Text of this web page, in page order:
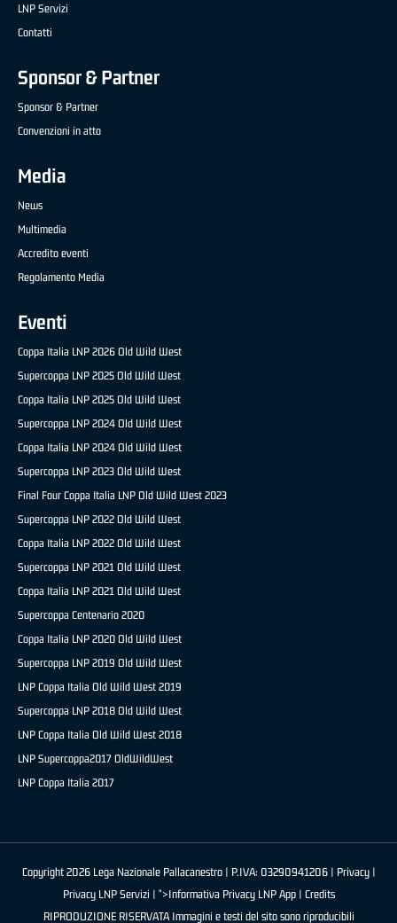
LNP Servizi
Contatti
Sponsor & Partner
Sponsor & Partner
Convenzioni in atto
Media
News
Multimedia
Accredito eventi
Regolamento Media
Eventi
Coppa Italia LNP 2026 Old Wild West
Supercoppa LNP 2025 Old Wild West
Coppa Italia LNP 2025 Old Wild West
Supercoppa LNP 2024 Old Wild West
Coppa Italia LNP 2024 Old Wild West
Supercoppa LNP 2023 Old Wild West
Final Four Coppa Italia LNP Old Wild West 2023
Supercoppa LNP 2022 Old Wild West
Coppa Italia LNP 2022 Old Wild West
Supercoppa LNP 2021 Old Wild West
Coppa Italia LNP 2021 Old Wild West
Supercoppa Centenario 2020
Coppa Italia LNP 2020 Old Wild West
Supercoppa LNP 2019 Old Wild West
LNP Coppa Italia Old Wild West 2019
Supercoppa LNP 2018 Old Wild West
LNP Coppa Italia Old Wild West 2018
LNP Supercoppa2017 OldWildWest
LNP Coppa Italia 2017
Copyright 2026 Lega Nazionale Pallacanestro | P.IVA: 03290941206 | Privacy|
Privacy LNP Servizi | ">Informativa Privacy LNP App | Credits
RIPRODUZIONE RISERVATA Immagini e testi del sito sono riproducibili